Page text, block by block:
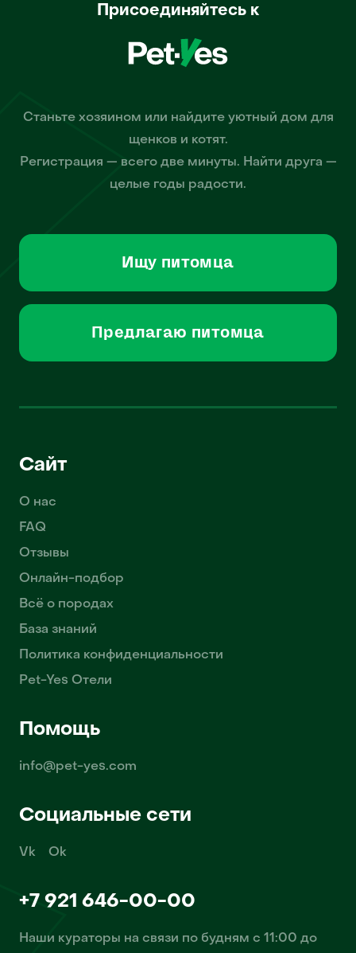
Присоединяйтесь к
Станьте хозяином или найдите уютный дом для
щенков и котят.
Регистрация — всего две минуты. Найти друга —
целые годы радости.
Ищу питомца
Предлагаю питомца
Сайт
О нас
FAQ
Отзывы
Онлайн-подбор
Всё о породах
База знаний
Политика конфиденциальности
Pet-Yes Отели
Помощь
info@pet-yes.com
Социальные сети
Vk Ok
+7 921 646-00-00
Наши кураторы на связи по будням с 11:00 до